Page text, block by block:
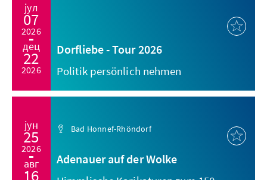
јул
07
2026
дец
22
2026
Dorfliebe - Tour 2026
Politik persönlich nehmen
јун
25
2026
авг
16
Bad Honnef-Rhöndorf
Adenauer auf der Wolke